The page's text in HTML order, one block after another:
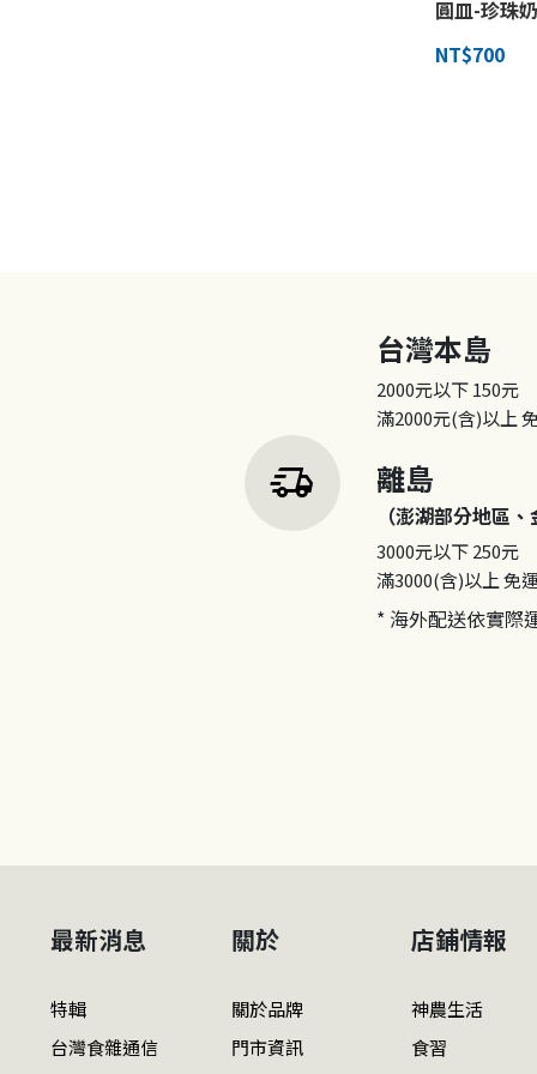
圓皿-珍珠
NT$700
delivery_truck_speed
台灣本島
2000元以下150元
滿2000元(含)以上
離島
（澎湖部分地區
3000元以下250元
滿3000(含)以上免
* 海外配送依實際
最新消息
特輯
台灣食雜通信
關於
關於品牌
門市資訊
店鋪情報
神農生活
食習